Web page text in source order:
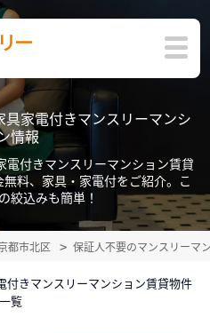
家電付きマンスリーマンシ
情報
付きマンスリーマンション賃貸
料、家具・家電付をご紹介。こ
絞込みも簡単！
都市北区 保証人不要のマンスリーマ
きマンスリーマンション賃貸物件
一覧